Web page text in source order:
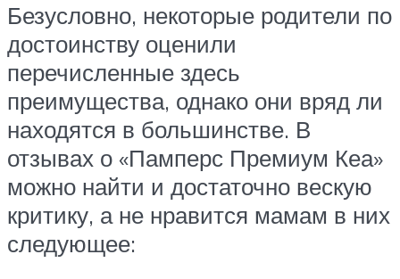
Безусловно, некоторые родители по
достоинству оценили
перечисленные здесь
преимущества, однако они вряд ли
находятся в большинстве. В
отзывах о «Памперс Премиум Кеа»
можно найти и достаточно вескую
критику, а не нравится мамам в них
следующее: